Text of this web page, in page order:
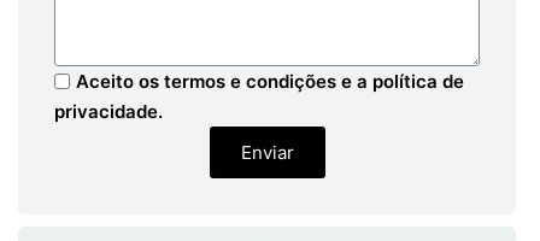
Aceito os termos e condições e a política de
privacidade.
Enviar